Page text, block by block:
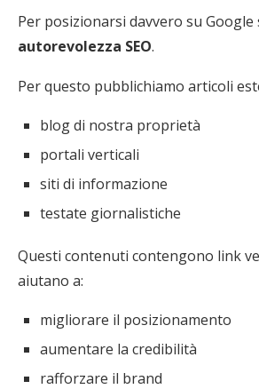
Per posizionarsi davvero su
autorevolezza SEO.
Per questo pubblichiamo articoli
blog di nostra proprietà
portali verticali
siti di informazione
testate giornalistiche
Questi contenuti contengono link
aiutano a:
migliorare il posizionamento
aumentare la credibilità
rafforzare il brand